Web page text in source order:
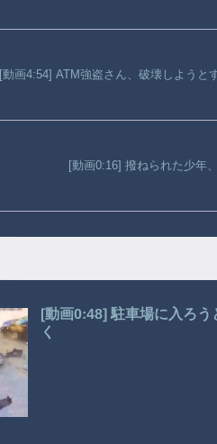
[動画4:54] ATM強盗さん、破壊しようと
[動画0:16] 撥ねられた少年
[動画0:48] 駐車場に入ろ
く